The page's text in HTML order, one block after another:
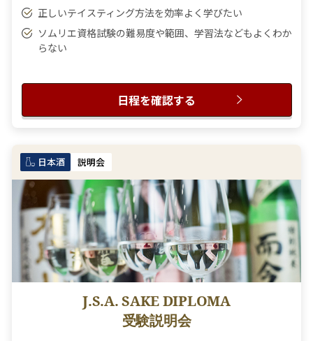
正しいテイスティング方法を効率よく学びたい
ソムリエ資格試験の難易度や範囲、学習法などもよくわか
らない
日程を確認する
日本酒 説明会
J.S.A. SAKE DIPLOMA
受験説明会